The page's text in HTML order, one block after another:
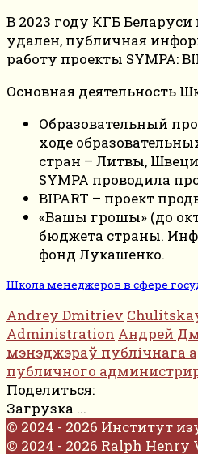
В 2023 году КГБ
удален, публичная
работу проекты SYMPA:
Основная деятельность
Образовательный
ходе
стран – Литвы,
SYMPA проводила
BIPART – проект
«Вашы грошы» (до
бюджета страны.
фонд Лукашенко.
Школа менеджеров в сфере
Andrey Dmitriev
Administration Андрей
мэнэджэраў публічнага
публичного
Поделиться:
Загрузка ...
© 2024 - 2026 Институт
© 2024 - 2026 Ralph Henry